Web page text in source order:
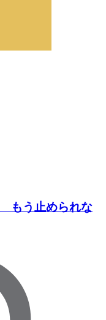
もう止められな